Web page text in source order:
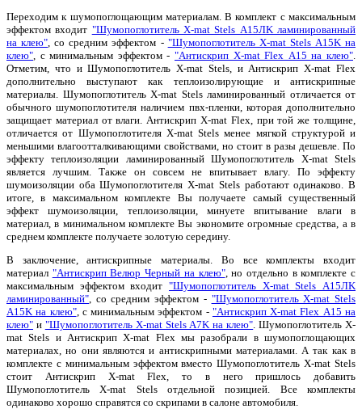
Переходим к шумопоглощающим материалам. В комплект с максимальным
эффектом входит "Шумопоглотитель X-mat Stels А15ЛK ламинированный
на клею" , со средним эффектом - "Шумопоглотитель X-mat Stels А15K на
клею" , с минимальным эффектом - "Антискрип X-mat Flex А15 на клею"
Отметим, что и Шумопоглотитель X-mat Stels, и Антискрип X-mat Flex
дополнительно выступают как теплоизолирующие и антискрипные
материалы. Шумопоглотитель X-mat Stels ламинированный отличается от
обычного шумопоглотителя наличием пвх-пленки, которая дополнительно
защищает материал от влаги. Антискрип X-mat Flex, при той же толщине,
отличается от Шумопоглотителя X-mat Stels менее мягкой структурой и
меньшими влагоотталкивающими свойствами, но стоит в разы дешевле. По
эффекту теплоизоляции ламинированный Шумопоглотитель X-mat Stels
является лучшим. Также он совсем не впитывает влагу. По эффекту
шумоизоляции оба Шумопоглотителя X-mat Stels работают одинаково. В
итоге, в максимальном комплекте Вы получаете самый существенный
эффект шумоизоляции, теплоизоляции, минуете впитывание влаги в
материал, в минимальном комплекте Вы экономите огромные средства, а в
среднем комплекте получаете золотую середину.
В заключение, антискрипные материалы. Во все комплекты входит
материал "Антискрип Велюр Черный на клею", но отдельно в комплекте с
максимальным эффектом входит "Шумопоглотитель X-mat Stels А15ЛK
ламинированный" , со средним эффектом - "Шумопоглотитель X-mat Stels
А15K на клею", с минимальным эффектом - "Антискрип X-mat Flex А15 на
клею" и "Шумопоглотитель X-mat Stels А7K на клею" . Шумопоглотитель X-
mat Stels и Антискрип X-mat Flex мы разобрали в шумопоглощающих
материалах, но они являются и антискрипными материалами. А так как в
комплекте с минимальным эффектом вместо Шумопоглотитель X-mat Stels
стоит Антискрип X-mat Flex, то в него пришлось добавить
Шумопоглотитель X-mat Stels отдельной позицией. Все комплекты
одинаково хорошо справятся со скрипами в салоне автомобиля.